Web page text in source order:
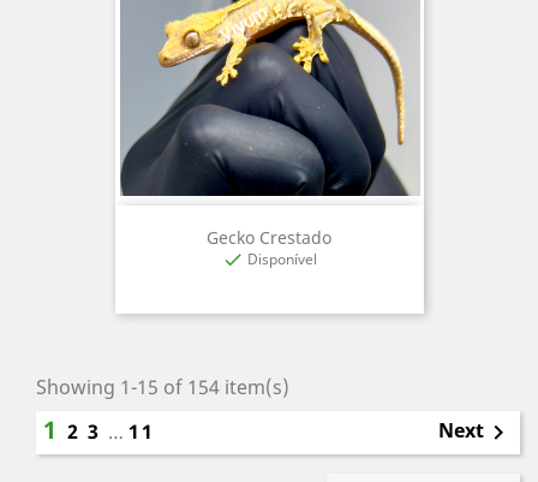
Gecko Crestado
 Disponível
Showing 1-15 of 154 item(s)
1 2 3 … 11 Next 